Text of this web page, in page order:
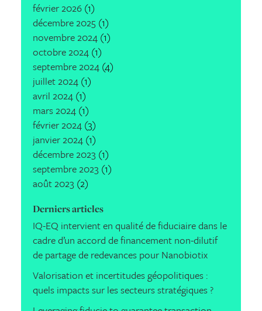
février 2026(1)
décembre 2025 (1)
novembre 2024(1)
octobre 2024(1)
septembre 2024(4)
juillet 2024(1)
avril 2024(1)
mars 2024(1)
février 2024(3)
janvier 2024(1)
décembre 2023(1)
septembre 2023(1)
août 2023(2)
Derniers articles
IQ-EQ intervient en qualité de fiduciaire dans le
cadre d’un accord de financement non-dilutif
de partage de redevances pour Nanobiotix
Valorisation et incertitudes géopolitiques :
quels impacts sur les secteurs stratégiques ?